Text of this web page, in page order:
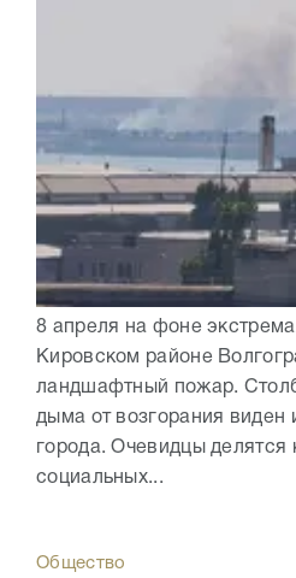
8 апреля на фоне
Кировском районе
ландшафтный пожар. Столб
дыма от возгорания виден
города. Очевидцы делятся
социальных...
Общество